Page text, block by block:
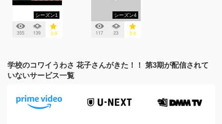
シーズン1
355 139 3.9
シーズン4
117 23 3.8
学校のコワイうわさ 花子さんがきた！！ 第3期が配信されて
いないサービス一覧